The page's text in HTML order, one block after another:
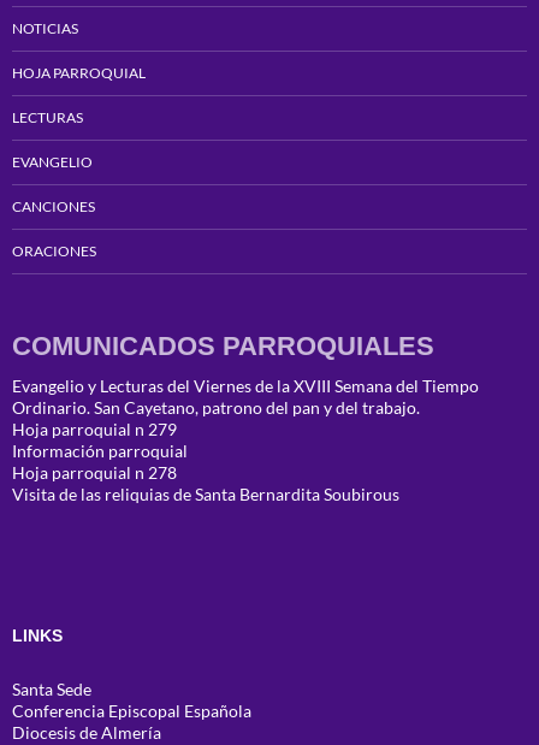
NOTICIAS
HOJA PARROQUIAL
LECTURAS
EVANGELIO
CANCIONES
ORACIONES
COMUNICADOS PARROQUIALES
Evangelio y Lecturas del Viernes de la XVIII Semana del Tiempo
Ordinario. San Cayetano, patrono del pan y del trabajo.
Hoja parroquial n 279
Información parroquial
Hoja parroquial n 278
Visita de las reliquias de Santa Bernardita Soubirous
LINKS
Santa Sede
Conferencia Episcopal Española
Diocesis de Almería